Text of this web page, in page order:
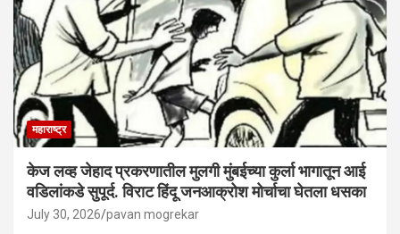
महाराष्ट्र
केज लव्ह जेहाद प्रकरणातील मुलगी मुंबईच्या कुर्ला भागातून आई
वडिलांकडे सुपूर्द. विराट हिंदू जनआक्रोश मोर्चाचा घेतला धसका
July 30, 2026 pavan mogrekar